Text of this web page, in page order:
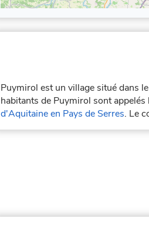
Puymirol est un village situé dans
habitants de Puymirol sont
d'Aquitaine en Pays de Serres. Le